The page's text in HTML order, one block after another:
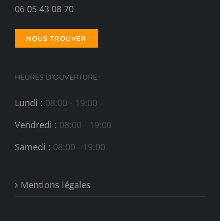
06 05 43 08 70
NOUS TROUVER
HEURES D’OUVERTURE
Lundi : 08:00 - 19:00
Vendredi : 08:00 - 19:00
Samedi : 08:00 - 19:00
Mentions légales